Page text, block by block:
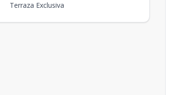
Terraza Exclusiva